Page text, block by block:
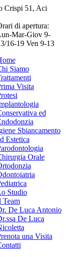
Crispi 51, Aci
di apertura:
Mar-Giov 9-
16-19 Ven 9-13
Siamo
Visita
ed
Sbiancamento
Estetica
Orale
Studio
Team
De Luca Antonio
De Luca
una Visita